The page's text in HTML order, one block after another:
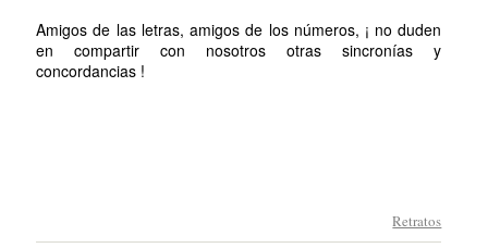
Amigos de las letras, amigos de los números, ¡ no duden
en compartir con nosotros otras sincronías y
concordancias !
Retratos